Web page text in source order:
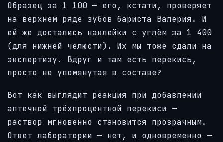
Образец за 1 100 — его, кстати, проверяет
на верхнем ряде зубов бариста Валерия. И
ей же достались наклейки с углём за 1 400
(для нижней челюсти). Их мы тоже сдали на
экспертизу. Вдруг и там есть перекись,
просто не упомянутая в составе?
Вот как выглядит реакция при добавлении
аптечной трёхпроцентной перекиси —
раствор мгновенно становится прозрачным.
Ответ лаборатории — нет, и одновременно —